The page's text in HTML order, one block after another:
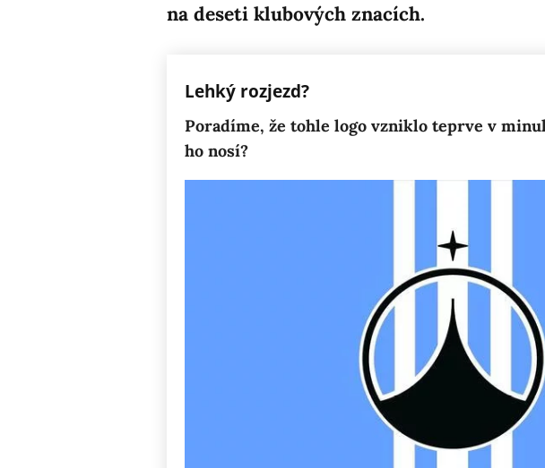
na deseti klubových znacích.
Lehký rozjezd?
Poradíme, že tohle logo vzniklo teprve v
ho nosí?